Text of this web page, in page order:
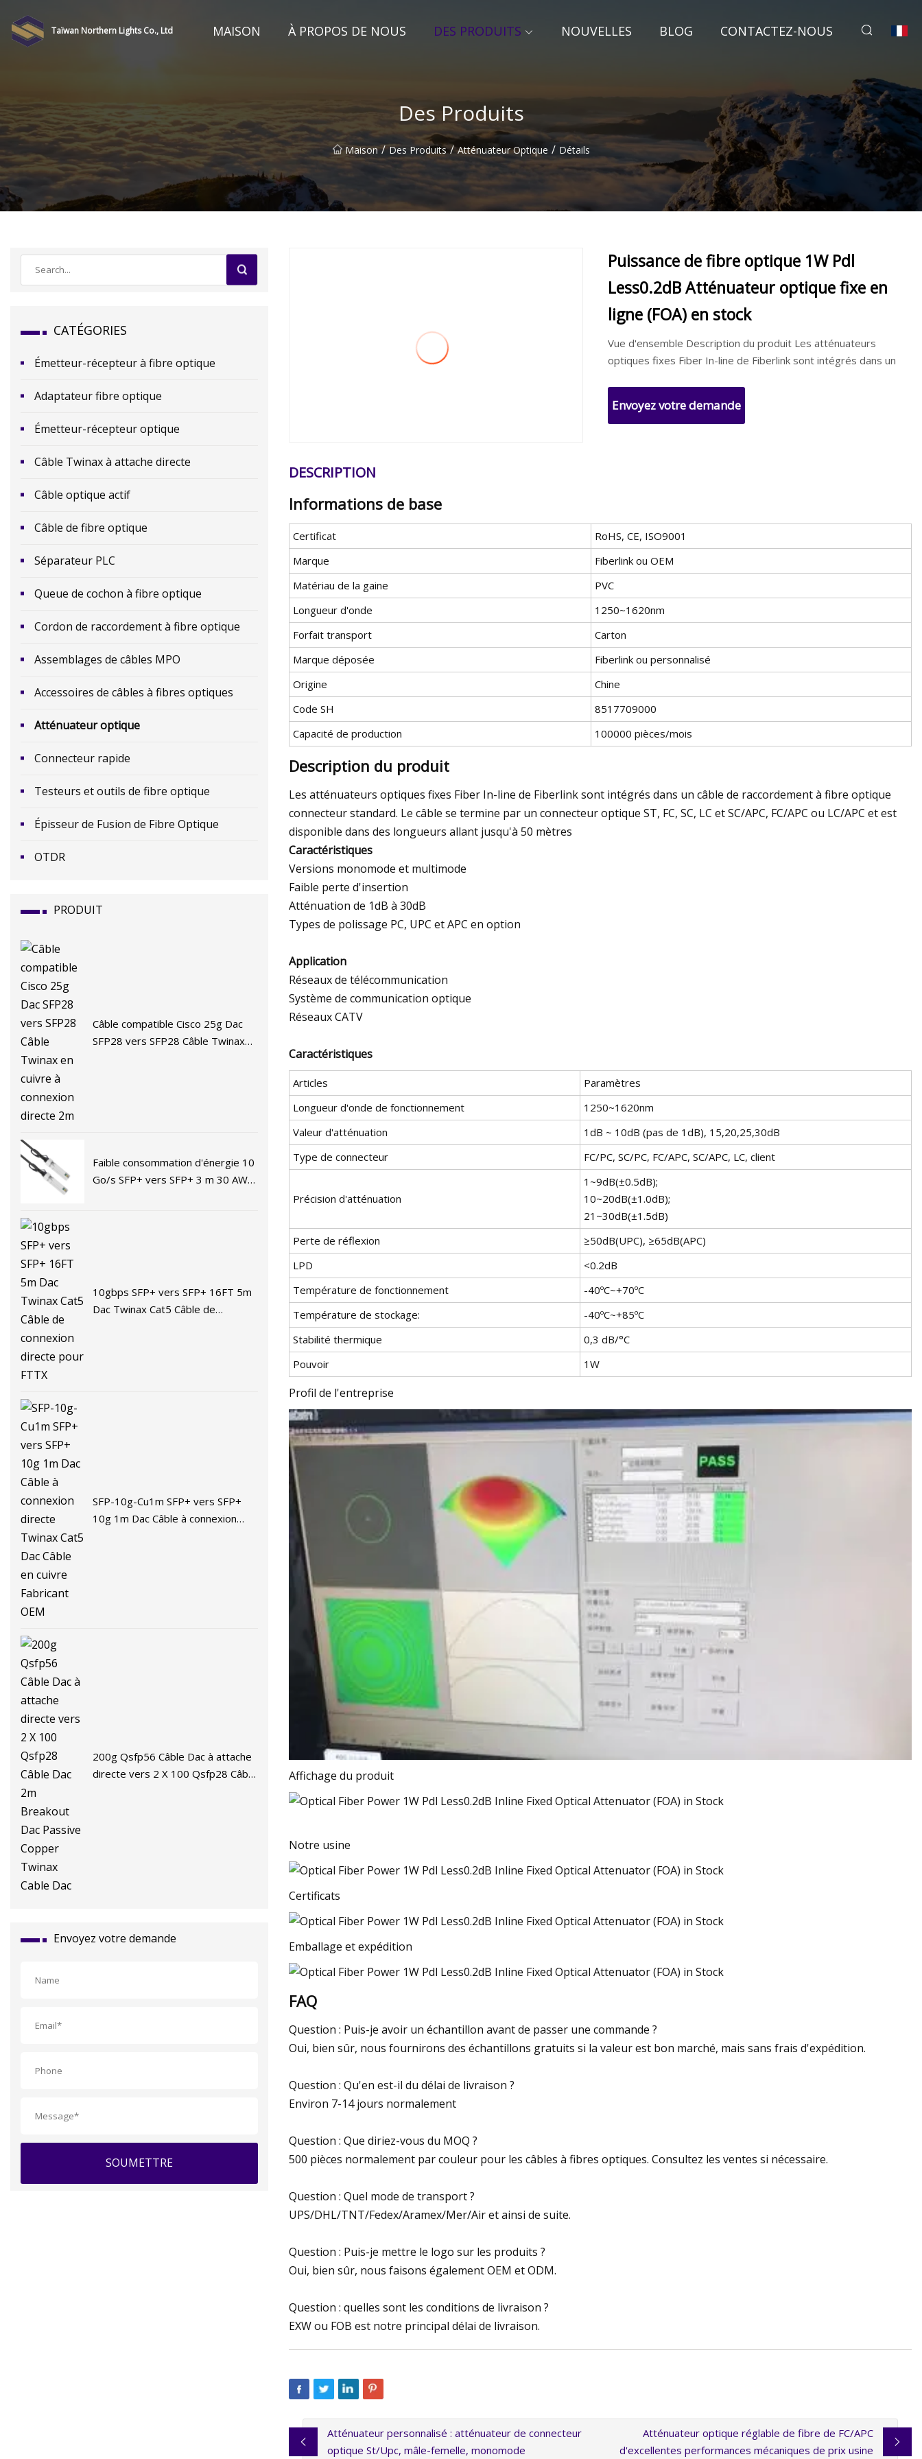
Taïwan Northern Lights Co., Ltd MAISON À PROPOS DE NOUS DES PRODUITS NOUVELLES BLOG CONTACTEZ-NOUS
Des Produits
Maison / Des Produits / Atténuateur Optique / Détails
CATÉGORIES
Émetteur-récepteur à fibre optique
Adaptateur fibre optique
Émetteur-récepteur optique
Câble Twinax à attache directe
Câble optique actif
Câble de fibre optique
Séparateur PLC
Queue de cochon à fibre optique
Cordon de raccordement à fibre optique
Assemblages de câbles MPO
Accessoires de câbles à fibres optiques
Atténuateur optique
Connecteur rapide
Testeurs et outils de fibre optique
Épisseur de Fusion de Fibre Optique
OTDR
PRODUIT
Câble compatible Cisco 25g Dac
SFP28 vers SFP28 Câble Twinax
Faible consommation d'énergie 10
Go/s SFP+ vers SFP+ 3 m 30 AWG
10gbps SFP+ vers SFP+ 16FT 5m
Dac Twinax Cat5 Câble de
SFP-10g-Cu1m SFP+ vers SFP+
10g 1m Dac Câble à connexion
200g Qsfp56 Câble Dac à attache
directe vers 2 X 100 Qsfp28 Câble
Envoyez votre demande
SOUMETTRE
Puissance de fibre optique 1W Pdl
Less0.2dB Atténuateur optique fixe en
ligne (FOA) en stock
Vue d'ensemble Description du produit Les atténuateurs
optiques fixes Fiber In-line de Fiberlink sont intégrés dans un
Envoyez votre demande
DESCRIPTION
Informations de base
Certificat
RoHS, CE, ISO9001
Marque
Fiberlink ou OEM
Matériau de la gaine
PVC
Longueur d'onde
1250~1620nm
Forfait transport
Carton
Marque déposée
Fiberlink ou personnalisé
Origine
Chine
Code SH
8517709000
Capacité de production
100000 pièces/mois
Description du produit
Les atténuateurs optiques fixes Fiber In-line de Fiberlink sont intégrés dans un câble de raccordement à fibre optique
connecteur standard. Le câble se termine par un connecteur optique ST, FC, SC, LC et SC/APC, FC/APC ou LC/APC et est
disponible dans des longueurs allant jusqu'à 50 mètres
Caractéristiques
Versions monomode et multimode
Faible perte d'insertion
Atténuation de 1dB à 30dB
Types de polissage PC, UPC et APC en option
Application
Réseaux de télécommunication
Système de communication optique
Réseaux CATV
Caractéristiques
Articles
Paramètres
Longueur d'onde de fonctionnement
1250~1620nm
Valeur d'atténuation
1dB ~ 10dB (pas de 1dB), 15,20,25,30dB
Type de connecteur
FC/PC, SC/PC, FC/APC, SC/APC, LC, client
Précision d'atténuation
1~9dB(±0.5dB);
10~20dB(±1.0dB);
21~30dB(±1.5dB)
Perte de réflexion
≥50dB(UPC), ≥65dB(APC)
LPD
<0.2dB
Température de fonctionnement
-40ºC~+70ºC
Température de stockage:
-40ºC~+85ºC
Stabilité thermique
0,3 dB/°C
Pouvoir
1W
Profil de l'entreprise
Affichage du produit
Notre usine
Certificats
Emballage et expédition
FAQ
Question : Puis-je avoir un échantillon avant de passer une commande ?
Oui, bien sûr, nous fournirons des échantillons gratuits si la valeur est bon marché, mais sans frais d'expédition.
Question : Qu'en est-il du délai de livraison ?
Environ 7-14 jours normalement
Question : Que diriez-vous du MOQ ?
500 pièces normalement par couleur pour les câbles à fibres optiques. Consultez les ventes si nécessaire.
Question : Quel mode de transport ?
UPS/DHL/TNT/Fedex/Aramex/Mer/Air et ainsi de suite.
Question : Puis-je mettre le logo sur les produits ?
Oui, bien sûr, nous faisons également OEM et ODM.
Question : quelles sont les conditions de livraison ?
EXW ou FOB est notre principal délai de livraison.
Atténuateur personnalisé : atténuateur de connecteur
optique St/Upc, mâle-femelle, monomode
Atténuateur optique réglable de fibre de FC/APC
d'excellentes performances mécaniques de prix usine